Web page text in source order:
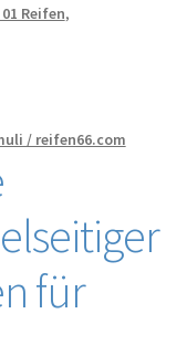
Reifen,
/ reifen66.com
für